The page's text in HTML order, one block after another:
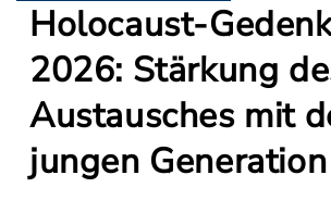
Holocaust-
2026: Stärkung
Austausches mit
jungen Generation